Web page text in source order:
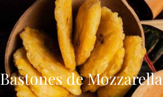
Bastones de Mozzarella